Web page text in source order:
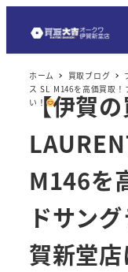
ホーム 買取ブログ
ス SL M146を高価買取
い！
【伊賀
M146を
ドサン
賀新堂